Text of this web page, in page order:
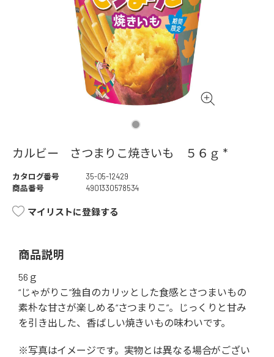
カルビー さつまりこ焼きいも ５６ｇ *
カタログ番号
35-05-12429
商品番号
4901330578534
マイリストに登録する
商品説明
56ｇ
“じゃがりこ”独自のカリッとした食感とさつまいもの
素朴な甘さが楽しめる“さつまりこ”。じっくりと甘み
を引き出した、香ばしい焼きいもの味わいです。
※写真はイメージです。実物とは異なる場合がござい